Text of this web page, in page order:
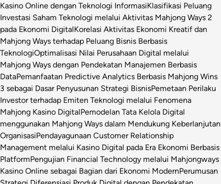
Kasino Online dengan Teknologi InformasiKlasifikasi Peluang
Investasi Saham Teknologi melalui Aktivitas Mahjong Ways 2
pada Ekonomi DigitalKorelasi Aktivitas Ekonomi Kreatif dan
Mahjong Ways terhadap Peluang Bisnis Berbasis
TeknologiOptimalisasi Nilai Perusahaan Digital melalui
Mahjong Ways dengan Pendekatan Manajemen Berbasis
DataPemanfaatan Predictive Analytics Berbasis Mahjong Wins
3 sebagai Dasar Penyusunan Strategi BisnisPemetaan Perilaku
Investor terhadap Emiten Teknologi melalui Fenomena
Mahjong Kasino DigitalPemodelan Tata Kelola Digital
menggunakan Mahjong Ways dalam Mendukung Keberlanjutan
OrganisasiPendayagunaan Customer Relationship
Management melalui Kasino Digital pada Era Ekonomi Berbasis
PlatformPengujian Financial Technology melalui Mahjongways
Kasino Online sebagai Bagian dari Ekonomi ModernPerumusan